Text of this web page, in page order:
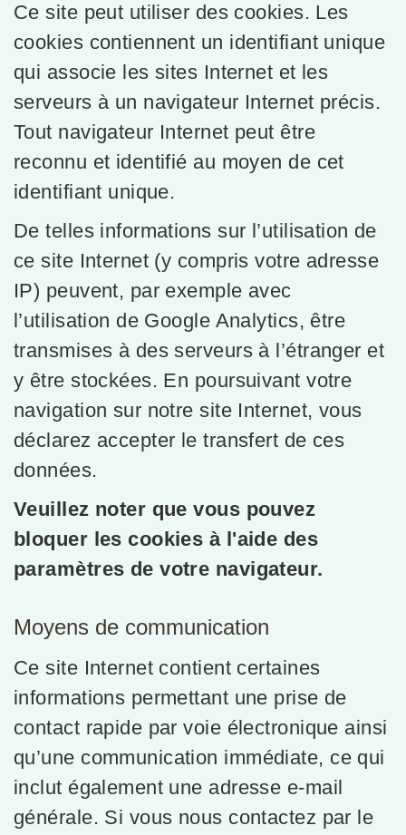
Ce site peut utiliser des cookies. Les
cookies contiennent un identifiant unique
qui associe les sites Internet et les
serveurs à un navigateur Internet précis.
Tout navigateur Internet peut être
reconnu et identifié au moyen de cet
identifiant unique.
De telles informations sur l’utilisation de
ce site Internet (y compris votre adresse
IP) peuvent, par exemple avec
l’utilisation de Google Analytics, être
transmises à des serveurs à l’étranger et
y être stockées. En poursuivant votre
navigation sur notre site Internet, vous
déclarez accepter le transfert de ces
données.
Veuillez noter que vous pouvez
bloquer les cookies à l'aide des
paramètres de votre navigateur.
Moyens de communication
Ce site Internet contient certaines
informations permettant une prise de
contact rapide par voie électronique ainsi
qu’une communication immédiate, ce qui
inclut également une adresse e-mail
générale. Si vous nous contactez par le